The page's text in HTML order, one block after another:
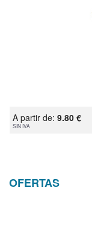
A partir de: 9.80 €
SIN IVA
OFERTAS